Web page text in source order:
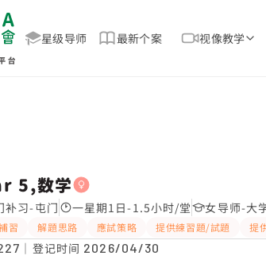
星级导师 最新个案 视像教学
学，屯门 补习推介
5,数学
补习-屯门 一星期1日-1.5小时/堂 女导师-大
習 解題思路 應試策略 提供練習題/試題 提
｜登记时间 2026/04/30